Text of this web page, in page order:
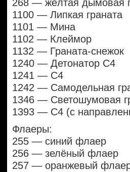
268 — жёлтая дымовая
1100 — Липкая граната
1101 — Мина
1102 — Клеймор
1132 — Граната-снежок
1240 — Детонатор С4
1241 — С4
1242 — Самодельная
1346 — Светошумовая
1393 — С4 (с
Флаеры:
255 — синий флаер
256 — зелёный флаер
257 — оранжевый